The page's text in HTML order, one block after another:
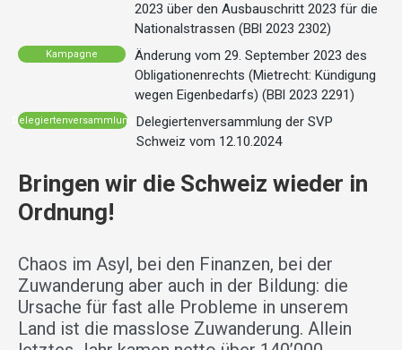
2023 über den Ausbauschritt 2023 für die
Nationalstrassen (BBl 2023 2302)
Kampagne
Änderung vom 29. September 2023 des
Obligationenrechts (Mietrecht: Kündigung
wegen Eigenbedarfs) (BBl 2023 2291)
Delegiertenversammlung
Delegiertenversammlung der SVP
Schweiz vom 12.10.2024
Bringen wir die Schweiz wieder in
Ordnung!
Chaos im Asyl, bei den Finanzen, bei der
Zuwanderung aber auch in der Bildung: die
Ursache für fast alle Probleme in unserem
Land ist die masslose Zuwanderung. Allein